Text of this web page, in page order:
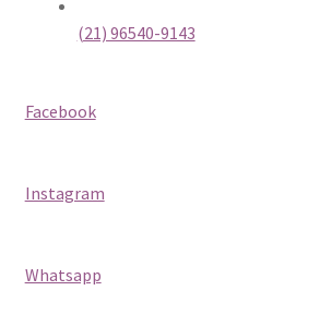
(21) 96540-9143
Facebook
Instagram
Whatsapp